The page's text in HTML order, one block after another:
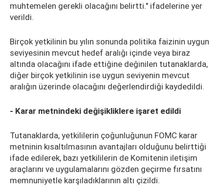
muhtemelen gerekli olacağını belirtti." ifadelerine yer
verildi.
Birçok yetkilinin bu yılın sonunda politika faizinin uygun
seviyesinin mevcut hedef aralığı içinde veya biraz
altında olacağını ifade ettiğine değinilen tutanaklarda,
diğer birçok yetkilinin ise uygun seviyenin mevcut
aralığın üzerinde olacağını değerlendirdiği kaydedildi.
- Karar metnindeki değişikliklere işaret edildi
Tutanaklarda, yetkililerin çoğunluğunun FOMC karar
metninin kısaltılmasının avantajları olduğunu belirttiği
ifade edilerek, bazı yetkililerin de Komitenin iletişim
araçlarını ve uygulamalarını gözden geçirme fırsatını
memnuniyetle karşıladıklarının altı çizildi.